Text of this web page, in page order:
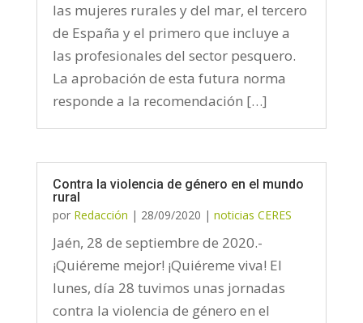
las mujeres rurales y del mar, el tercero
de España y el primero que incluye a
las profesionales del sector pesquero.
La aprobación de esta futura norma
responde a la recomendación […]
Contra la violencia de género en el mundo
rural
por Redacción | 28/09/2020 | noticias CERES
Jaén, 28 de septiembre de 2020.-
¡Quiéreme mejor! ¡Quiéreme viva! El
lunes, día 28 tuvimos unas jornadas
contra la violencia de género en el